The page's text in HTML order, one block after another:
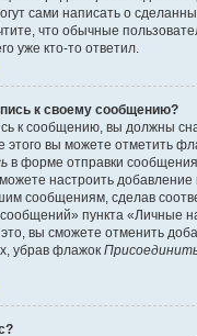
сами написать о
что обычные
уже кто-то ответил.
к своему сообщению?
к сообщению, вы должны
этого вы можете отметить
в форме отправки
настроить добавление
сообщениям, сделав
пункта «Личные
вы сможете отменить
убрав флажок